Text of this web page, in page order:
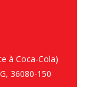
à Coca-Cola)
36080-150